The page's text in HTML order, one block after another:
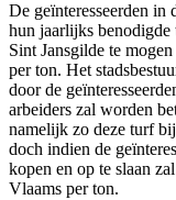
De geïnteresseerden
hun jaarlijks benodigde
Sint Jansgilde te
per ton. Het
door de
arbeiders zal worden
namelijk zo deze turf
doch indien de
kopen en op te slaan
Vlaams per ton.